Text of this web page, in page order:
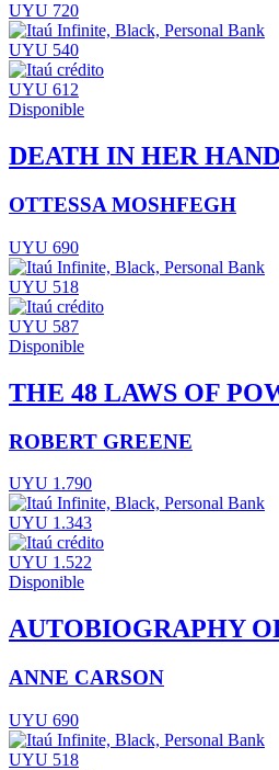
UYU 720
UYU 540
UYU 612
Disponible
DEATH IN HER
OTTESSA MOSHFEGH
UYU 690
UYU 518
UYU 587
Disponible
THE 48 LAWS OF
ROBERT GREENE
UYU 1.790
UYU 1.343
UYU 1.522
Disponible
AUTOBIOGRAPHY
ANNE CARSON
UYU 690
UYU 518